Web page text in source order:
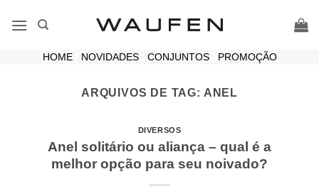
HOME| NOVIDADES| CONJUNTOS| PROMOÇÃO
ARQUIVOS DE TAG: ANEL
DIVERSOS
Anel solitário ou aliança – qual é a
melhor opção para seu noivado?